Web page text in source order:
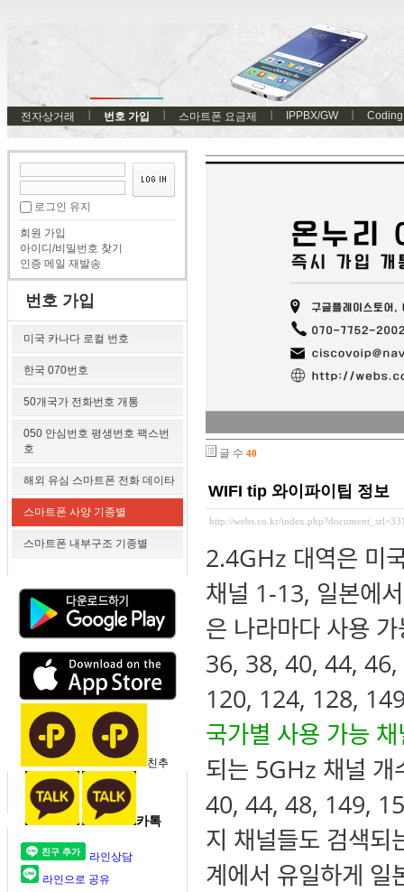
전자상거래 번호 가입 스마트폰 요금제 IPPBX/GW Coding
로그인 유지
회원 가입
아이디/비밀번호 찾기
인증 메일 재발송
번호 가입
미국 카나다 로컬 번호
한국 070번호
50개국가 전화번호 개통
050 안심번호 평생번호 팩스번
호
해외 유심 스마트폰 전화 데이타
스마트폰 사양 기종별
스마트폰 내부구조 기종별
친추
카톡
라인상담
라인으로 공유
글 수 40
WIFI tip 와이파이팁 정보
http://webs.co.kr/
2.4GHz 대역은 미
채널 1-13, 일본에
은 나라마다 사용
36, 38, 40, 44,
120, 124, 128,
국가별 사용 가능 채
되는 5GHz 채널
40, 44, 48, 149,
지 채널들도 검색
계에서 유일하게 일